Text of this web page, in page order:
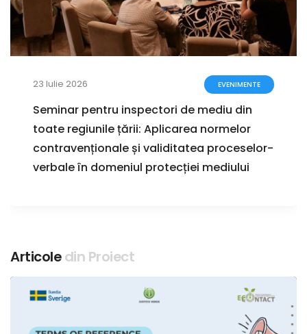
23 Iulie 2026 EVENIMENTE
Seminar pentru inspectori de mediu din
toate regiunile țării: Aplicarea normelor
contravenționale și validitatea proceselor-
verbale în domeniul protecției mediului
Articoledin Proiect